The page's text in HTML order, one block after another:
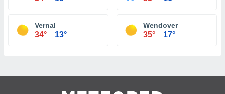
Vernal
34° 13°
Wendover
35° 17°